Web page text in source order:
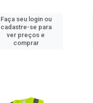
Faça seu login ou
cadastre-se para
ver preços e
comprar